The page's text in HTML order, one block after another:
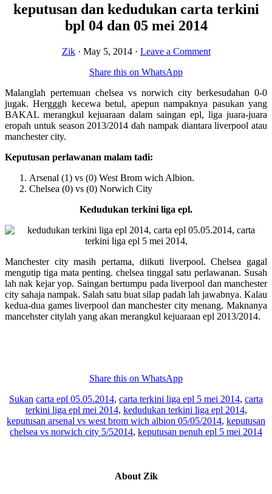
keputusan dan kedudukan carta terkini
bpl 04 dan 05 mei 2014
Zik· May 5, 2014· Leave a Comment
Share this on WhatsApp
Malanglah pertemuan chelsea vs norwich city berkesudahan 0-0
jugak. Hergggh kecewa betul, apepun nampaknya pasukan yang
BAKAL merangkul kejuaraan dalam saingan epl, liga juara-juara
eropah untuk season 2013/2014 dah nampak diantara liverpool atau
manchester city.
Keputusan perlawanan malam tadi:
Arsenal (1) vs (0) West Brom wich Albion.
Chelsea (0) vs (0) Norwich City
Kedudukan terkini liga epl.
Manchester city masih pertama, diikuti liverpool. Chelsea gagal
mengutip tiga mata penting. chelsea tinggal satu perlawanan. Susah
lah nak kejar yop. Saingan bertumpu pada liverpool dan manchester
city sahaja nampak. Salah satu buat silap padah lah jawabnya. Kalau
kedua-dua games liverpool dan manchester city menang. Maknanya
mancehster citylah yang akan merangkul kejuaraan epl 2013/2014.
Share this on WhatsApp
Sukan carta epl 05.05.2014, carta terkini liga epl 5 mei 2014, carta
terkini liga epl mei 2014, kedudukan terkini liga epl 2014,
keputusan arsenal vs west brom wich albion 05/05/2014, keputusan
chelsea vs norwich city 5/52014, keputusan penuh epl 5 mei 2014
About Zik